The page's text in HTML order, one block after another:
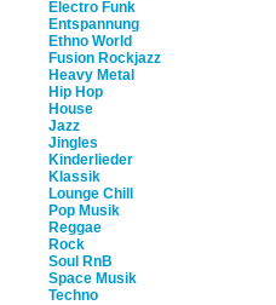
Electro Funk
Entspannung
Ethno World
Fusion Rockjazz
Heavy Metal
Hip Hop
House
Jazz
Jingles
Kinderlieder
Klassik
Lounge Chill
Pop Musik
Reggae
Rock
Soul RnB
Space Musik
Techno